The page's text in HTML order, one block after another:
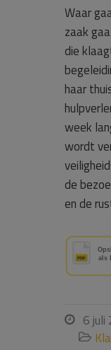
Waar
zaak
die
haar
week
wordt
de
en de
 6 juli
